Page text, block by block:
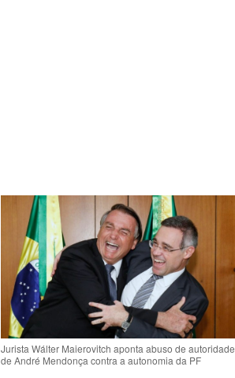
Jurista Wálter Maierovitch aponta abuso de autoridade
de André Mendonça contra a autonomia da PF